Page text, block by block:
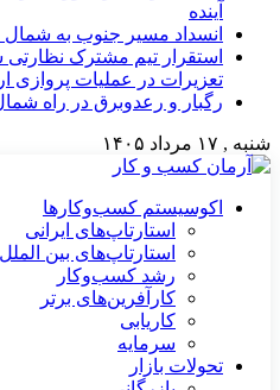
آینده
انسداد مسیر جنوب به شمال
استقرار تیم مشترک نظارتی
تعزیرات در عملیات پروازی
رگبار و رعدوبرق در راه
شنبه , ۱۷ مرداد ۱۴۰۵
اکوسیستم کسب‌وکارها
استارتاپ‌های ایرانی
استارتاپ‌های بین الملل
رشد کسب‌وکار
کارآفرین‌های برتر
کاریابی
سرمایه
تحولات بازار